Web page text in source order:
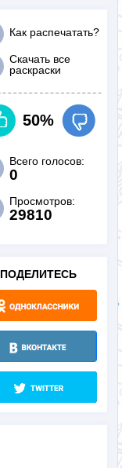
Как распечатать?
Скачать все
раскраски
50%
Всего голосов:
0
Просмотров:
29810
ПОДЕЛИТЕСЬ